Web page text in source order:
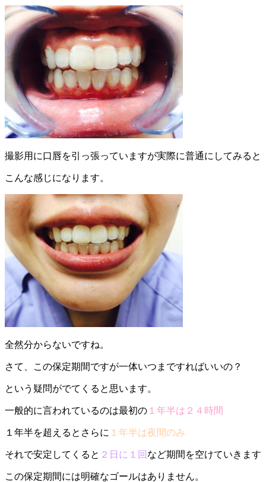
撮影用に口唇を引っ張っていますが実際に普通にしてみると
こんな感じになります。
全然分からないですね。
さて、この保定期間ですが一体いつまですればいいの？
という疑問がでてくると思います。
一般的に言われているのは最初の １年半は２４時間
１年半を超えるとさらに １年半は夜間のみ
それで安定してくると ２日に１回 など期間を空けていきます
この保定期間には明確なゴールはありません。